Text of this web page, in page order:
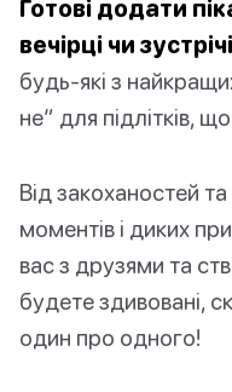
Готові додати
вечірці чи
будь-які з
не” для підлітків,
Від закоханостей
моментів і диких
вас з друзями та
будете здивовані,
один про одного!